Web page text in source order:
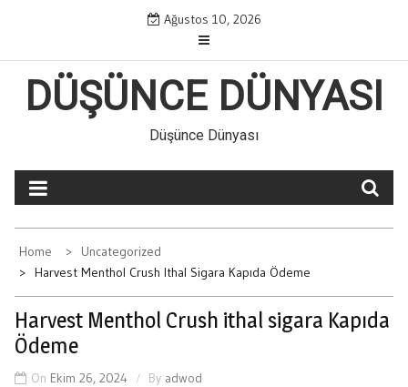
content
Ağustos 10, 2026
DÜŞÜNCE DÜNYASI
Düşünce Dünyası
Home
Uncategorized
Harvest Menthol Crush Ithal Sigara Kapıda Ödeme
Harvest Menthol Crush ithal sigara Kapıda
Ödeme
On Ekim 26, 2024 By adwod